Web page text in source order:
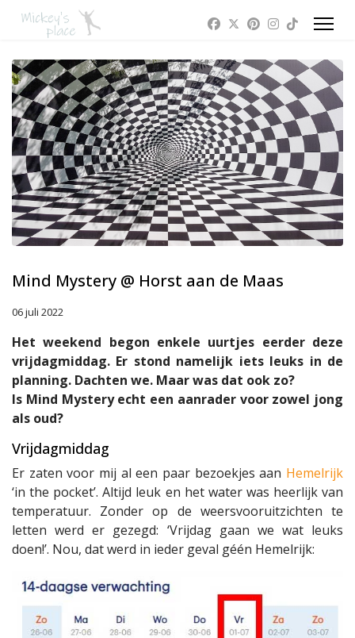
Mind Mystery @ Horst aan de Maas
06 juli 2022
Het weekend begon enkele uurtjes eerder deze
vrijdagmiddag. Er stond namelijk iets leuks in de
planning. Dachten we. Maar was dat ook zo?
Is Mind Mystery echt een aanrader voor zowel jong
als oud?
Vrijdagmiddag
Er zaten voor mij al een paar bezoekjes aan Hemelrijk
‘in the pocket’. Altijd leuk en het water was heerlijk van
temperatuur. Zonder op de weersvooruitzichten te
letten werd er gezegd: ‘Vrijdag gaan we wat leuks
doen!’. Nou, dat werd in ieder geval géén Hemelrijk: